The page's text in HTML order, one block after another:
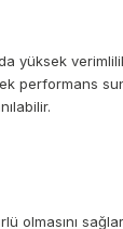
yüksek
performans
olmasını